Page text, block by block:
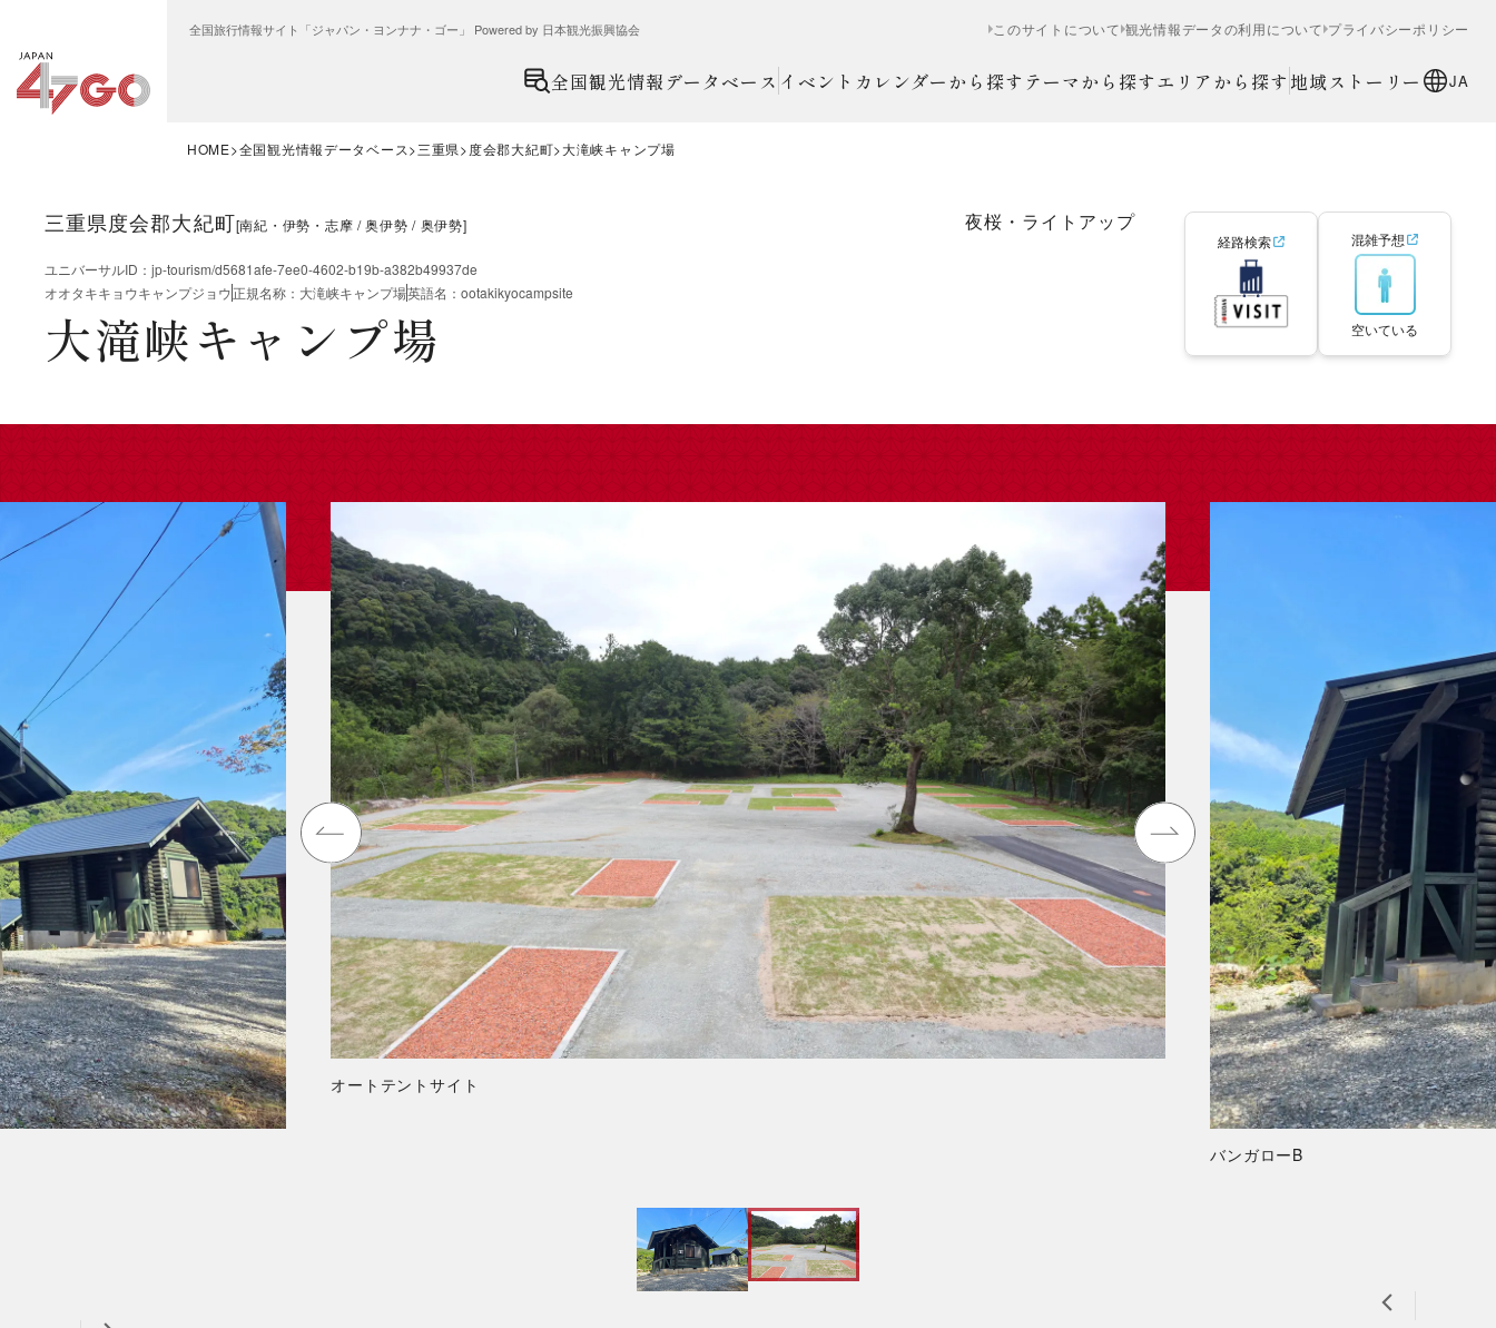
全国旅行情報サイト「ジャパン・ヨンナナ・ゴー」 Powered by 日本観光振興協会 このサイトについて 観光情報データの利用について プライバシーポリシー
全国観光情報データベース イベントカレンダーから探す テーマから探すエリアから探す 地域ストーリー JA
HOME 全国観光情報データベース 三重県 度会郡大紀町 大滝峡キャンプ場
三重県度会郡大紀町[南紀・伊勢・志摩 奥伊勢 奥伊勢] 夜桜・ライトアップ
ユニバーサルID ： jp-tourism/d5681afe-7ee0-4602-b19b-a382b49937de
オオタキキョウキャンプジョウ正規名称 ： 大滝峡キャンプ場英語名 ： ootakikyocampsite
大滝峡キャンプ場
経路検索 混雑予想
空いている
オートテントサイト
バンガローB